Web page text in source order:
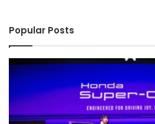
Popular Posts